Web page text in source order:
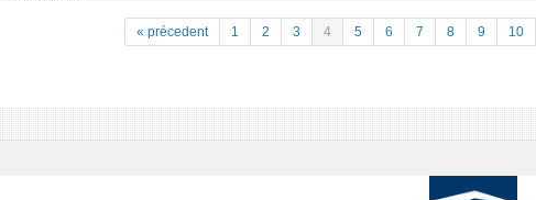
« précedent 1 2 3 4 5 6 7 8 9 10